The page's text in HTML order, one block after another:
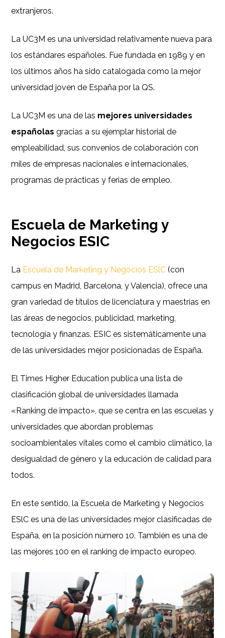
extranjeros.
La UC3M es una universidad relativamente nueva para
los estándares españoles. Fue fundada en 1989 y en
los últimos años ha sido catalogada como la mejor
universidad joven de España por la QS.
La UC3M es una de las mejores universidades
españolas gracias a su ejemplar historial de
empleabilidad, sus convenios de colaboración con
miles de empresas nacionales e internacionales,
programas de prácticas y ferias de empleo.
Escuela de Marketing y
Negocios ESIC
La Escuela de Marketing y Negocios ESlC (con
campus en Madrid, Barcelona, y Valencia), ofrece una
gran variedad de títulos de licenciatura y maestrías en
las áreas de negocios, publicidad, marketing,
tecnología y finanzas. ESIC es sistemáticamente una
de las universidades mejor posicionadas de España.
El Times Higher Education publica una lista de
clasificación global de universidades llamada
«Ranking de impacto», que se centra en las escuelas y
universidades que abordan problemas
socioambientales vitales como el cambio climático, la
desigualdad de género y la educación de calidad para
todos.
En este sentido, la Escuela de Marketing y Negocios
ESlC es una de las universidades mejor clasificadas de
España, en la posición número 10. También es una de
las mejores 100 en el ranking de impacto europeo.